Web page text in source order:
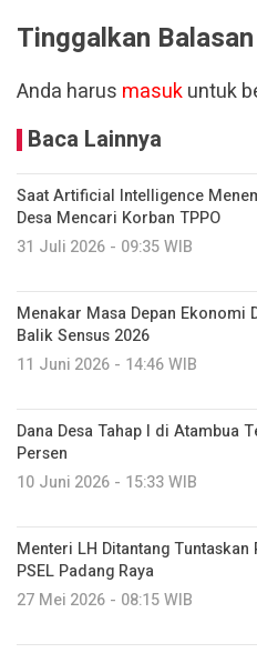
Tinggalkan Balasan
Anda harus masukuntuk
Baca Lainnya
Saat Artificial Intelligence
Desa Mencari Korban TPPO
31 Juli 2026 - 09:35 WIB
Menakar Masa Depan Ekonomi
Balik Sensus 2026
11 Juni 2026 - 14:46 WIB
Dana Desa Tahap I di Atambua
Persen
10 Juni 2026 - 15:33 WIB
Menteri LH Ditantang Tuntaskan
PSEL Padang Raya
27 Mei 2026 - 08:15 WIB